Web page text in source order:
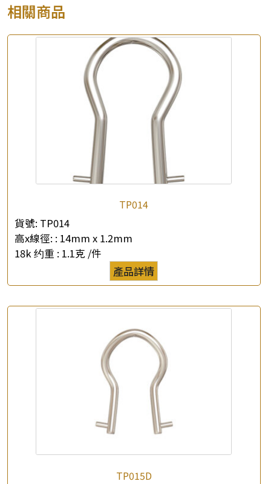
產品查詢 ×
公司名稱
*聯絡電話
查詢以下產品
相關商品
TP014
貨號: TP014
高x線徑: : 14mm x 1.2mm
18k 约重 : 1.1克 /件
產品詳情
TP015D